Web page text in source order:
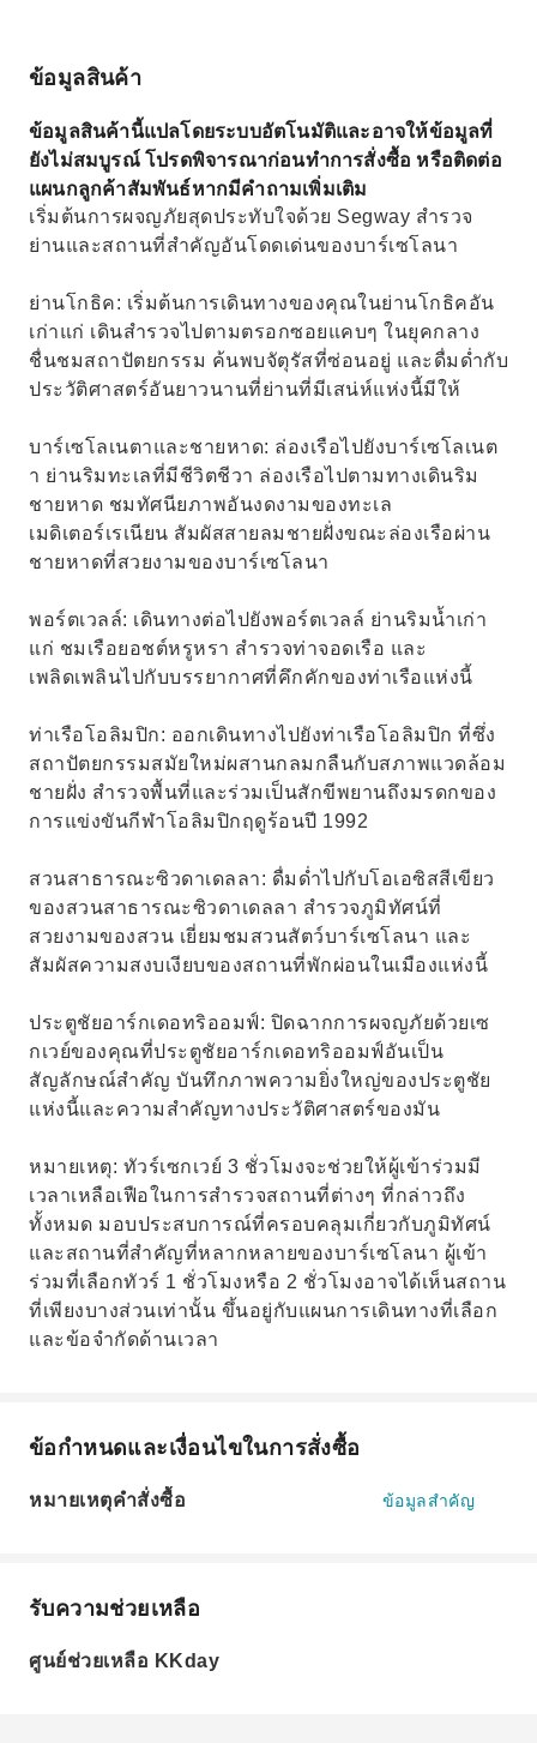
ท่องเที่ยวสำคัญๆ ทั้งหมดได้ภายในทริปเดียวเพียง 3
ชั่วโมง
✅อุปกรณ์คุณภาพเยี่ยม: เพลิดเพลินกับการขับขี่
ที่ราบรื่นบน Segway รุ่นใหม่
✅ความปลอดภัยต้องมาก่อน: การฝึกอบรมอย่าง
ละเอียดเพื่อการสำรวจที่ไร้กังวล
ข้อมูลสินค้า
ข้อมูลสินค้านี้แปลโดยระบบอัตโนมัติและอาจให้ข้อมูลที่
ยังไม่สมบูรณ์ โปรดพิจารณาก่อนทำการสั่งซื้อ หรือติดต่อ
แผนกลูกค้าสัมพันธ์หากมีคำถามเพิ่มเติม
เริ่มต้นการผจญภัยสุดประทับใจด้วย Segway สำรวจ
ย่านและสถานที่สำคัญอันโดดเด่นของบาร์เซโลนา
ย่านโกธิค: เริ่มต้นการเดินทางของคุณในย่านโกธิคอัน
เก่าแก่ เดินสำรวจไปตามตรอกซอยแคบๆ ในยุคกลาง
ชื่นชมสถาปัตยกรรม ค้นพบจัตุรัสที่ซ่อนอยู่ และดื่มด่ำกับ
ประวัติศาสตร์อันยาวนานที่ย่านที่มีเสน่ห์แห่งนี้มีให้
บาร์เซโลเนตาและชายหาด: ล่องเรือไปยังบาร์เซโลเนต
า ย่านริมทะเลที่มีชีวิตชีวา ล่องเรือไปตามทางเดินริม
ชายหาด ชมทัศนียภาพอันงดงามของทะเล
เมดิเตอร์เรเนียน สัมผัสสายลมชายฝั่งขณะล่องเรือผ่าน
ชายหาดที่สวยงามของบาร์เซโลนา
พอร์ตเวลล์: เดินทางต่อไปยังพอร์ตเวลล์ ย่านริมน้ำเก่า
แก่ ชมเรือยอชต์หรูหรา สำรวจท่าจอดเรือ และ
เพลิดเพลินไปกับบรรยากาศที่คึกคักของท่าเรือแห่งนี้
ท่าเรือโอลิมปิก: ออกเดินทางไปยังท่าเรือโอลิมปิก ที่ซึ่ง
สถาปัตยกรรมสมัยใหม่ผสานกลมกลืนกับสภาพแวดล้อม
ชายฝั่ง สำรวจพื้นที่และร่วมเป็นสักขีพยานถึงมรดกของ
การแข่งขันกีฬาโอลิมปิกฤดูร้อนปี 1992
สวนสาธารณะซิวดาเดลลา: ดื่มด่ำไปกับโอเอซิสสีเขียว
ของสวนสาธารณะซิวดาเดลลา สำรวจภูมิทัศน์ที่
สวยงามของสวน เยี่ยมชมสวนสัตว์บาร์เซโลนา และ
สัมผัสความสงบเงียบของสถานที่พักผ่อนในเมืองแห่งนี้
ประตูชัยอาร์กเดอทริออมฟ์: ปิดฉากการผจญภัยด้วยเซ
กเวย์ของคุณที่ประตูชัยอาร์กเดอทริออมฟ์อันเป็น
สัญลักษณ์สำคัญ บันทึกภาพความยิ่งใหญ่ของประตูชัย
แห่งนี้และความสำคัญทางประวัติศาสตร์ของมัน
หมายเหตุ: ทัวร์เซกเวย์ 3 ชั่วโมงจะช่วยให้ผู้เข้าร่วมมี
เวลาเหลือเฟือในการสำรวจสถานที่ต่างๆ ที่กล่าวถึง
ทั้งหมด มอบประสบการณ์ที่ครอบคลุมเกี่ยวกับภูมิทัศน์
และสถานที่สำคัญที่หลากหลายของบาร์เซโลนา ผู้เข้า
ร่วมที่เลือกทัวร์ 1 ชั่วโมงหรือ 2 ชั่วโมงอาจได้เห็นสถาน
ที่เพียงบางส่วนเท่านั้น ขึ้นอยู่กับแผนการเดินทางที่เลือก
และข้อจำกัดด้านเวลา
ข้อกำหนดและเงื่อนไขในการสั่งซื้อ
หมายเหตุคำสั่งซื้อ ข้อมูลสำคัญ
รับความช่วยเหลือ
ศูนย์ช่วยเหลือ KKday